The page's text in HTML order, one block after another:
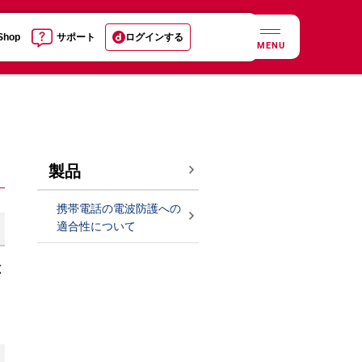
サポート ログインする
MENU
製品
携帯電話の電波防護への
適合性について